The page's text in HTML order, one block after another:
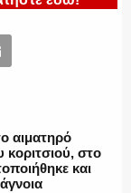
αιματηρό
κοριτσιού, στο
και